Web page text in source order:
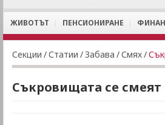
ЖИВОТЪТ ПЕНСИОНИРАНЕ
Секции /Статии / Забава /Смях/
Съкровищата се смеят